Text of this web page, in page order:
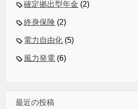
確定拠出型年金 (2)
終身保険 (2)
電力自由化 (5)
風力発電 (6)
最近の投稿